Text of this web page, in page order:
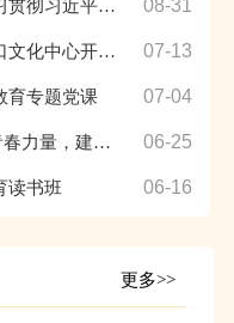
中国健康教育中心党委召开学习贯彻习近平新时代中国特色社会主义... 08-31
健康教育中心联合人卫社、人口文化中心开展主题教育联学联做活动 07-13
育专题党课 07-04
中国健康教育中心开展 “凝聚青春力量，建设活力中心”拓展活动 06-25
读书班 06-16
更多>>